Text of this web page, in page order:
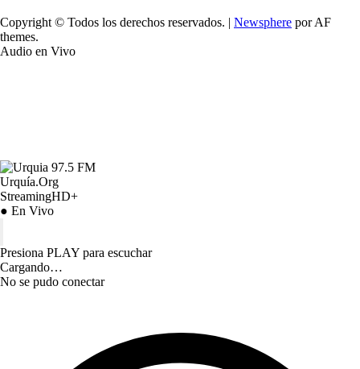
Copyright © Todos los derechos reservados. | Newsphere por AF
themes.
Audio en Vivo
Urquía.Org
StreamingHD+
● En Vivo
Presiona PLAY para escuchar
Cargando…
No se pudo conectar